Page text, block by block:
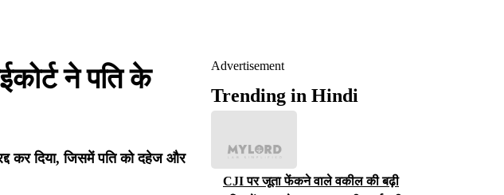
ने पति के
कर दिया, जिसमें पति को दहेज और
Advertisement
Trending in Hindi
CJI पर जूता फेंकने वाले वकील की बढ़ी